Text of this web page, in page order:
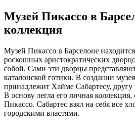
Музей Пикассо в
коллекция
Музей Пикассо в Барселоне
роскошных аристократических
собой. Сами эти дворцы
каталонской готики. В создании
принадлежит Хайме Сабартесу,
В основу легла его личная коллекция,
Пикассо. Сабартес взял на себя все
городскими властями.